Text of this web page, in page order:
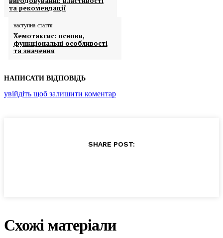
та рекомендації
наступна стаття
Хемотаксис: основи,
функціональні особливості
та значення
НАПИСАТИ ВІДПОВІДЬ
увійдіть щоб залишити коментар
SHARE POST:
Схожі матеріали